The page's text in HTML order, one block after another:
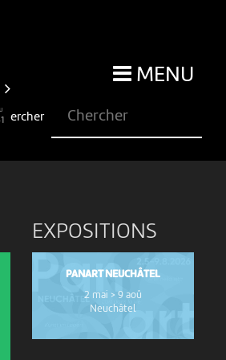
MENU
EXPOSITIONS
PANART NEUCHÂTEL
2 mai > 9 aoû
Neuchâtel